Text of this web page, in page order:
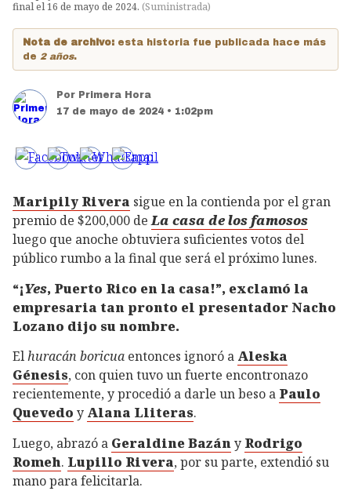
final el 16 de mayo de 2024. (Suministrada)
Nota de archivo: esta historia fue publicada hace más
de 2 años.
Por Primera Hora
17 de mayo de 2024 • 1:02pm
Maripily Rivera sigue en la contienda por el gran
premio de $200,000 deLa casa de los famosos
luego que anoche obtuviera suficientes votos del
público rumbo a la final que será el próximo lunes.
“¡Yes, Puerto Rico en la casa!”, exclamó la
empresaria tan pronto el presentador Nacho
Lozano dijo su nombre.
Elhuracán boricua entonces ignoró a Aleska
Génesis, con quien tuvo un fuerte encontronazo
recientemente, y procedió a darle un beso a Paulo
Quevedo y Alana Lliteras.
Luego, abrazó a Geraldine Bazány Rodrigo
Romeh. Lupillo Rivera, por su parte, extendió su
mano para felicitarla.